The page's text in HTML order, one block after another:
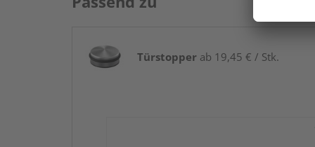
Türstopper ab 19,45 € / Stk.